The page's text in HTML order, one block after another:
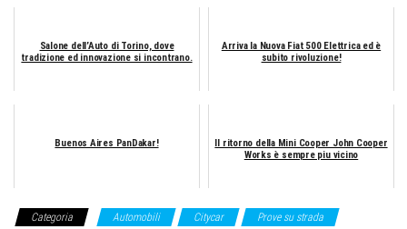
Salone dell’Auto di Torino, dove
tradizione ed innovazione si incontrano.
Arriva la Nuova Fiat 500 Elettrica ed è
subito rivoluzione!
Buenos Aires PanDakar!
Il ritorno della Mini Cooper John Cooper
Works è sempre piu vicino
Categoria Automobili Citycar Prove su strada